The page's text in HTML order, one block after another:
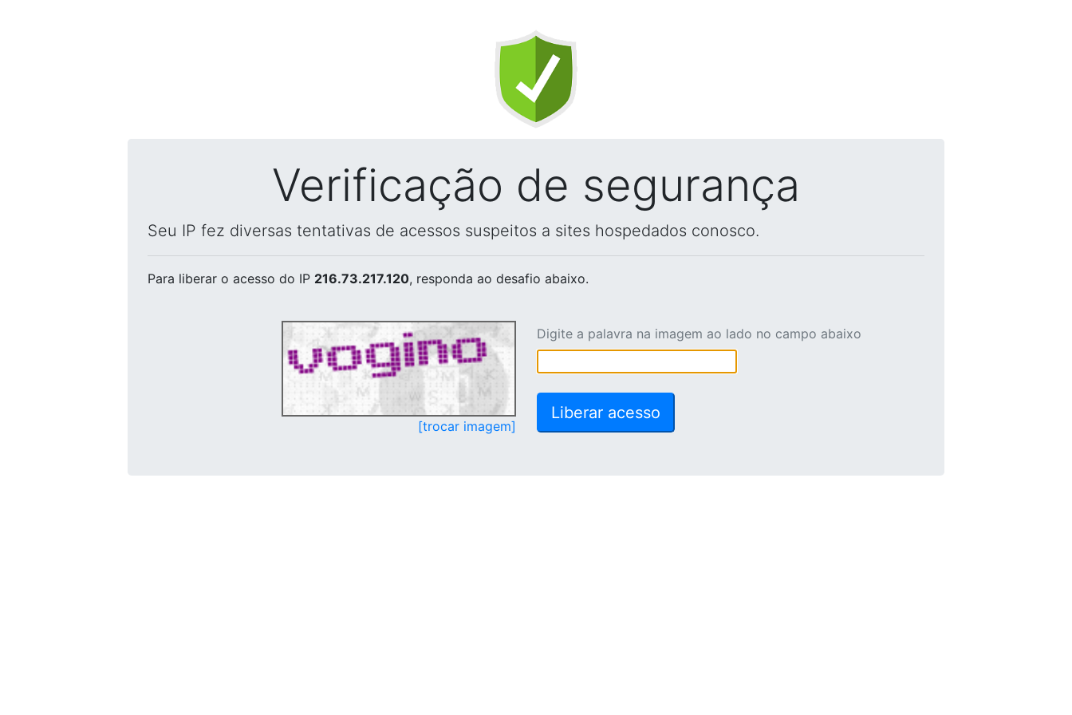
Verificação de segurança
Seu IP fez diversas tentativas de acessos suspeitos a sites hospedados conosco.
Para liberar o acesso do IP 216.73.217.120, responda ao desafio abaixo.
[trocar imagem]
Digite a palavra na imagem ao lado no campo abaixo